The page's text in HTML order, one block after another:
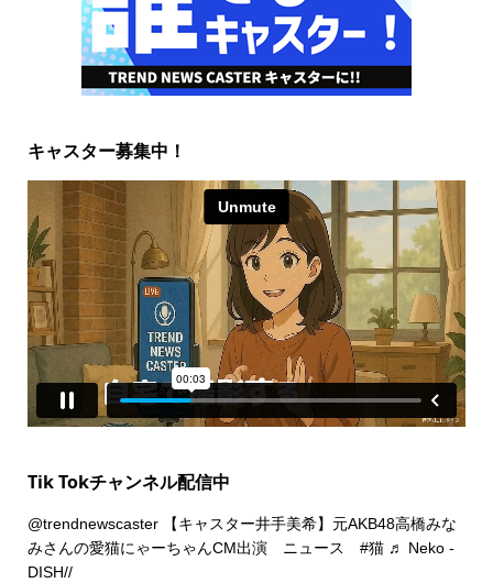
キャスター募集中！
Tik Tokチャンネル配信中
@trendnewscaster【キャスター井手美希】元AKB48高橋みな
みさんの愛猫にゃーちゃんCM出演 ニュース #猫 ♬ Neko -
DISH//